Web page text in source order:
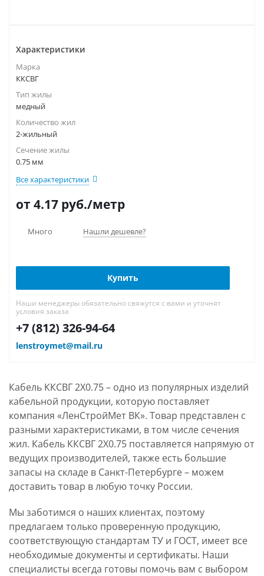
Характеристики
Марка
ККСВГ
Тип жилы
медный
Количество жил
2-жильный
Сечение жилы
0.75 мм
Все характеристики
от 4.17 руб./метр
Много Нашли дешевле?
Купить
Наши менеджеры обязательно свяжутся с вами и уточнят
условия заказа
+7 (812) 326-94-64
lenstroymet@mail.ru
Кабель ККСВГ 2Х0.75 – одно из популярных изделий
кабельной продукции, которую поставляет
компания «ЛенСтройМет ВК». Товар представлен с
разными характеристиками, в том числе сечения
жил. Кабель ККСВГ 2Х0.75 поставляется напрямую от
ведущих производителей, также есть большие
запасы на складе в Санкт-Петербурге – можем
доставить товар в любую точку России.
Мы заботимся о наших клиентах, поэтому
предлагаем только проверенную продукцию,
соответствующую стандартам ТУ и ГОСТ, имеет все
необходимые документы и сертификаты. Наши
специалисты всегда готовы помочь вам с выбором